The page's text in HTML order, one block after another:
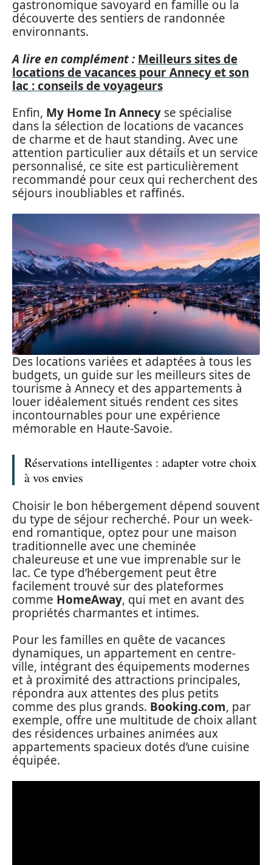
gastronomique savoyard en famille ou la
découverte des sentiers de randonnée
environnants.
A lire en complément : Meilleurs sites de
locations de vacances pour Annecy et son
lac : conseils de voyageurs
Enfin, My Home In Annecy se spécialise
dans la sélection de locations de vacances
de charme et de haut standing. Avec une
attention particulier aux détails et un service
personnalisé, ce site est particulièrement
recommandé pour ceux qui recherchent des
séjours inoubliables et raffinés.
Des locations variées et adaptées à tous les
budgets, un guide sur les meilleurs sites de
tourisme à Annecy et des appartements à
louer idéalement situés rendent ces sites
incontournables pour une expérience
mémorable en Haute-Savoie.
Réservations intelligentes : adapter votre choix
à vos envies
Choisir le bon hébergement dépend souvent
du type de séjour recherché. Pour un week-
end romantique, optez pour une maison
traditionnelle avec une cheminée
chaleureuse et une vue imprenable sur le
lac. Ce type d’hébergement peut être
facilement trouvé sur des plateformes
comme HomeAway, qui met en avant des
propriétés charmantes et intimes.
Pour les familles en quête de vacances
dynamiques, un appartement en centre-
ville, intégrant des équipements modernes
et à proximité des attractions principales,
répondra aux attentes des plus petits
comme des plus grands. Booking.com, par
exemple, offre une multitude de choix allant
des résidences urbaines animées aux
appartements spacieux dotés d’une cuisine
équipée.